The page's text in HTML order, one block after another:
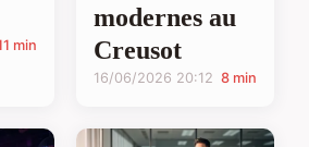
min
modernes au
Creusot
16/06/2026 20:12 8 min